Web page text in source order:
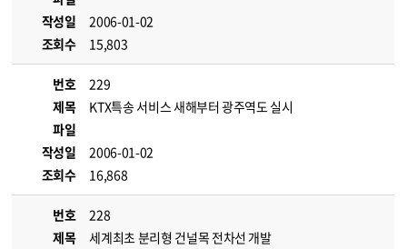
작성일
2006-01-02
조회수
15,803
번호
229
제목
KTX특송 서비스 새해부터 광주역도 실시
파일
작성일
2006-01-02
조회수
16,868
번호
228
제목
세계최초 분리형 건널목 전차선 개발